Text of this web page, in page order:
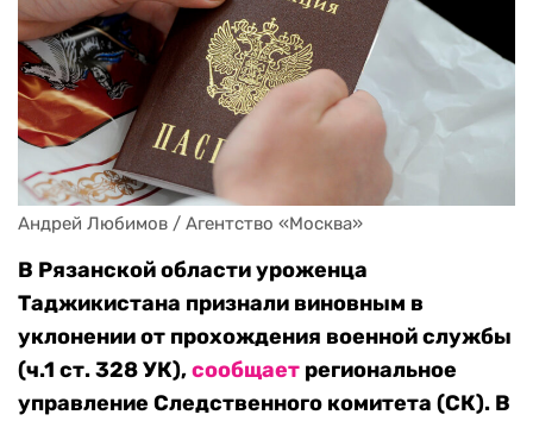
Андрей Любимов / Агентство «Москва»
В Рязанской области уроженца
Таджикистана признали виновным в
уклонении от прохождения военной службы
(ч.1 ст. 328 УК),сообщает региональное
управление Следственного комитета (СК). В